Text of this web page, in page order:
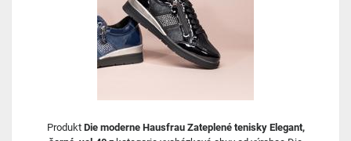
Produkt Die moderne Hausfrau Zateplené tenisky Elegant,